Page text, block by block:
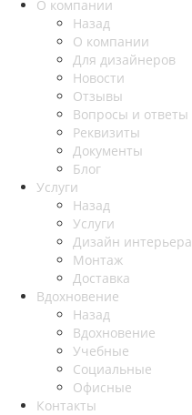
О компании
Назад
О компании
Для дизайнеров
Новости
Отзывы
Вопросы и ответы
Реквизиты
Документы
Блог
Услуги
Назад
Услуги
Дизайн интерьера
Монтаж
Доставка
Вдохновение
Назад
Вдохновение
Учебные
Социальные
Офисные
Контакты